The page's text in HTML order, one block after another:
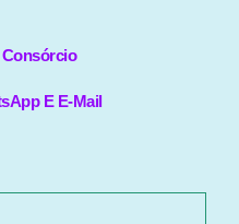
Consórcio
E E-Mail